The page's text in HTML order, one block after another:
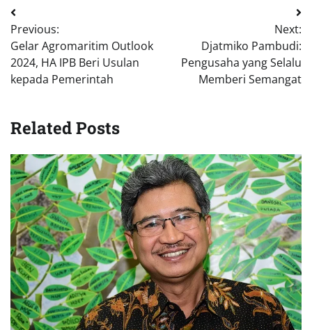
Previous:
Gelar Agromaritim Outlook
2024, HA IPB Beri Usulan
kepada Pemerintah
Next:
Djatmiko Pambudi:
Pengusaha yang Selalu
Memberi Semangat
Related Posts